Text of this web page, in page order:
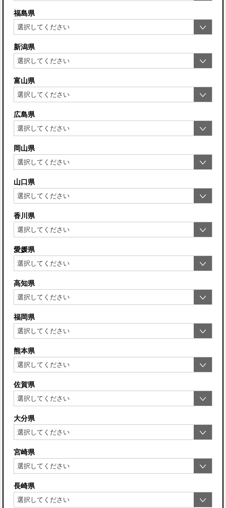
福島県
新潟県
富山県
広島県
岡山県
山口県
香川県
愛媛県
高知県
福岡県
熊本県
佐賀県
大分県
宮崎県
長崎県